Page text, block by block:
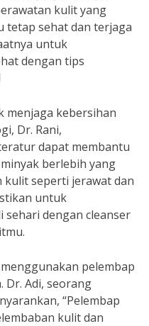
kulit yang
tetap sehat dan terjaga
untuk
dengan tips
menjaga kebersihan
Dr. Rani,
dapat membantu
berlebih yang
kulit seperti jerawat dan
untuk
sehari dengan cleanser
pelembap
Dr. Adi, seorang
“Pelembap
kulit dan